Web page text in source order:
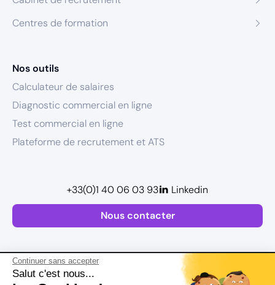
Continuer sans accepter
Salut c'est nous...
Centres de formation
Nos outils
Calculateur de salaires
Diagnostic commercial en ligne
Test commercial en ligne
Plateforme de recrutement et ATS
Nous contacter
+33(0)1 40 06 03 93 Linkedin